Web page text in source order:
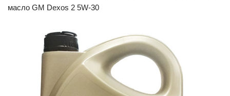
масло GM Dexos 2 5W-30